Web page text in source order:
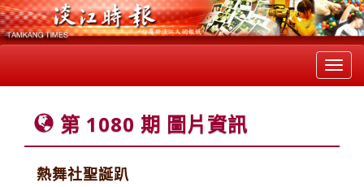
第 1080 期 圖片資訊
熱舞社聖誕趴